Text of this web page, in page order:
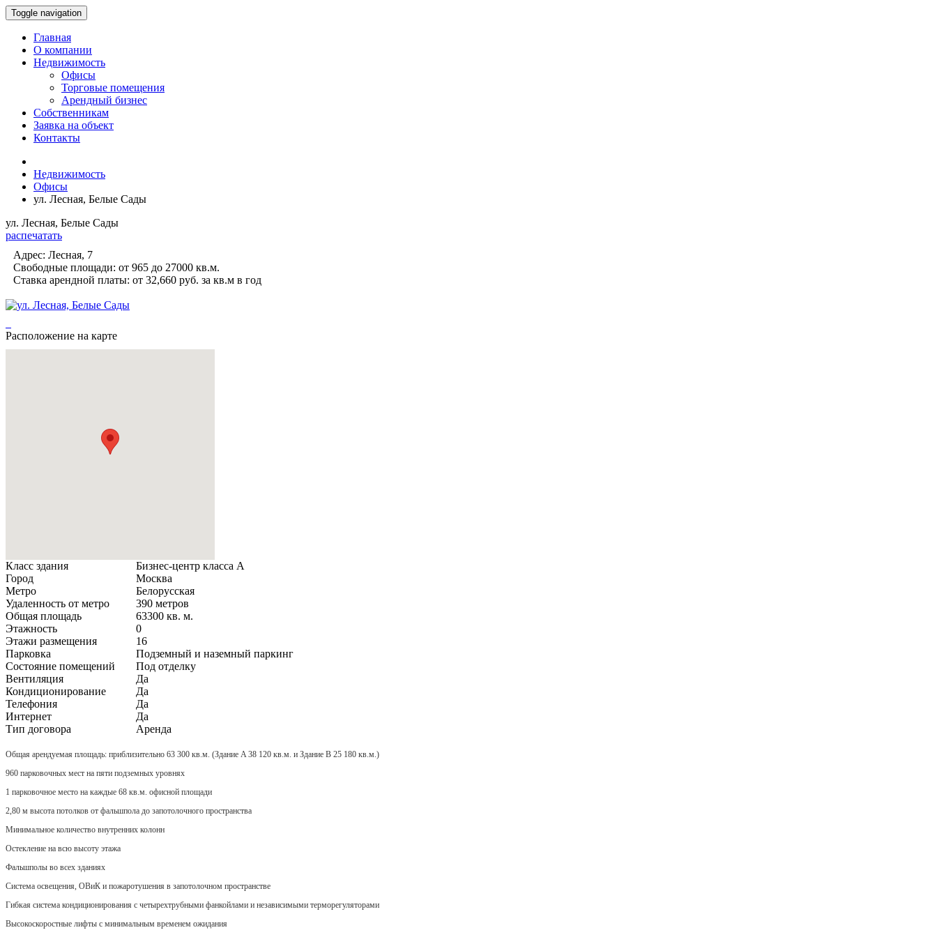
Toggle navigation
Главная
О компании
Недвижимость
Офисы
Торговые помещения
Арендный бизнес
Собственникам
Заявка на объект
Контакты
Недвижимость
Офисы
ул. Лесная, Белые Сады
ул. Лесная, Белые Сады
распечатать
Адрес: Лесная, 7
Свободные площади: от 965 до 27000 кв.м.
Ставка арендной платы: от 32,660 руб. за кв.м в год
Расположение на карте
Класс здания
Бизнес-центр класса А
Город
Москва
Метро
Белорусская
Удаленность от метро
390 метров
Общая площадь
63300 кв. м.
Этажность
0
Этажи размещения
16
Парковка
Подземный и наземный паркинг
Состояние помещений
Под отделку
Вентиляция
Да
Кондиционирование
Да
Телефония
Да
Интернет
Да
Тип договора
Аренда
Общая арендуемая площадь: приблизительно 63 300 кв.м. (Здание A 38 120 кв.м. и Здание B 25 180 кв.м.)
960 парковочных мест на пяти подземных уровнях
1 парковочное место на каждые 68 кв.м. офисной площади
2,80 м высота потолков от фальшпола до запотолочного пространства
Минимальное количество внутренних колонн
Остекление на всю высоту этажа
Фальшполы во всех зданиях
Система освещения, ОВиК и пожаротушения в запотолочном пространстве
Гибкая система кондиционирования с четырехтрубными фанкойлами и независимыми терморегуляторами
Высокоскоростные лифты с минимальным временем ожидания